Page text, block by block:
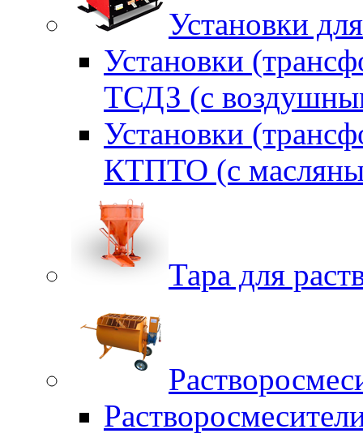
Установки
Установки
ТСДЗ (c
Установки
КТПТО (c
Тара для